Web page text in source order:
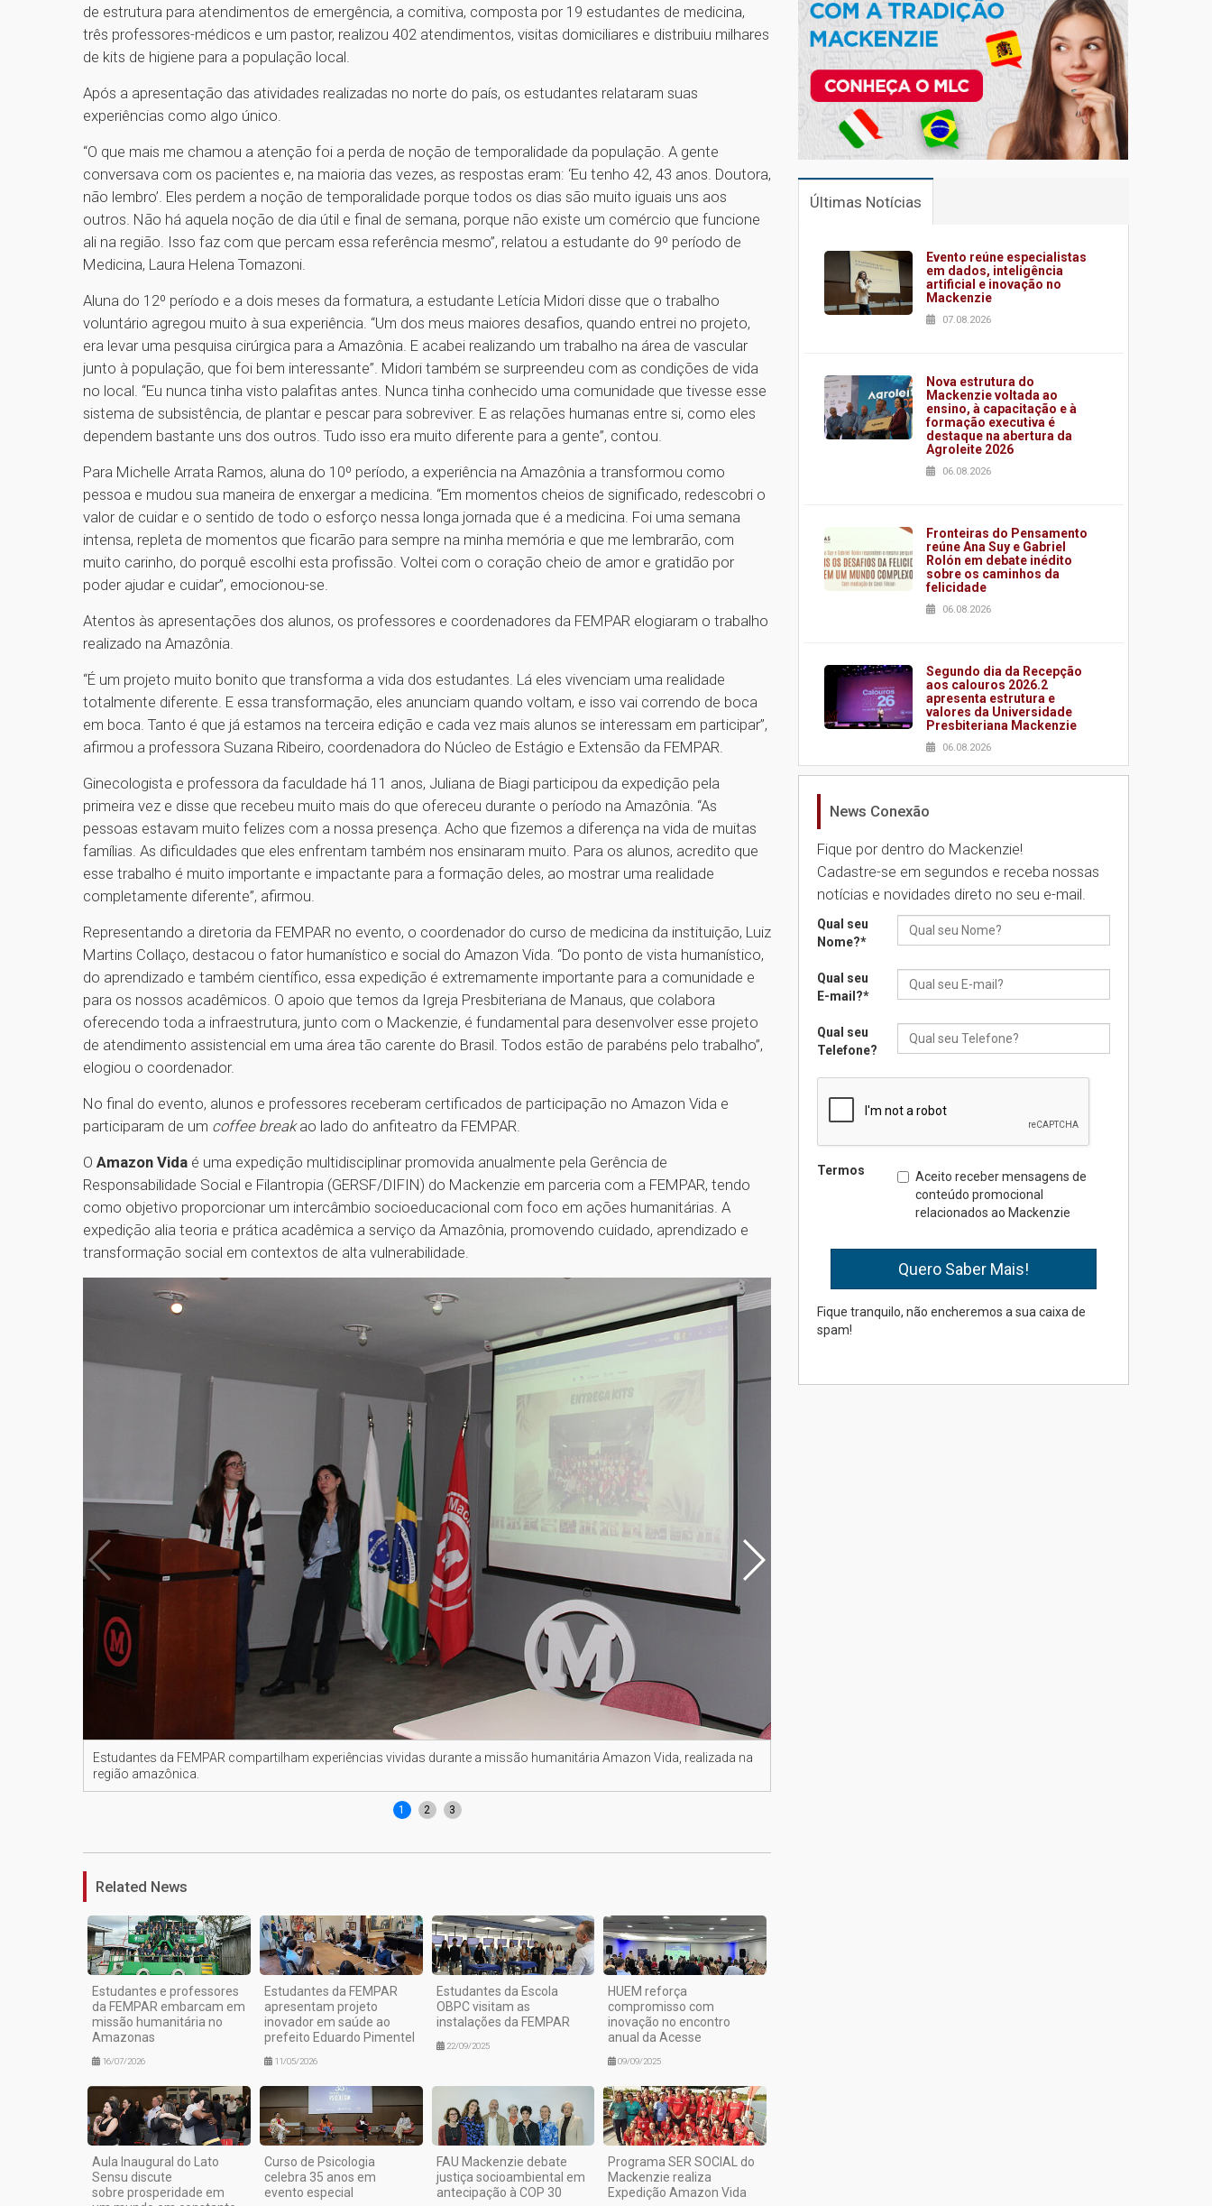
de estrutura para atendimentos de emergência, a comitiva, composta por 19 estudantes de medicina,
três professores-médicos e um pastor, realizou 402 atendimentos, visitas domiciliares e distribuiu milhares
de kits de higiene para a população local.
Após a apresentação das atividades realizadas no norte do país, os estudantes relataram suas
experiências como algo único.
“O que mais me chamou a atenção foi a perda de noção de temporalidade da população. A gente
conversava com os pacientes e, na maioria das vezes, as respostas eram: ‘Eu tenho 42, 43 anos. Doutora,
não lembro’. Eles perdem a noção de temporalidade porque todos os dias são muito iguais uns aos
outros. Não há aquela noção de dia útil e final de semana, porque não existe um comércio que funcione
ali na região. Isso faz com que percam essa referência mesmo”, relatou a estudante do 9º período de
Medicina, Laura Helena Tomazoni.
Aluna do 12º período e a dois meses da formatura, a estudante Letícia Midori disse que o trabalho
voluntário agregou muito à sua experiência. “Um dos meus maiores desafios, quando entrei no projeto,
era levar uma pesquisa cirúrgica para a Amazônia. E acabei realizando um trabalho na área de vascular
junto à população, que foi bem interessante”. Midori também se surpreendeu com as condições de vida
no local. “Eu nunca tinha visto palafitas antes. Nunca tinha conhecido uma comunidade que tivesse esse
sistema de subsistência, de plantar e pescar para sobreviver. E as relações humanas entre si, como eles
dependem bastante uns dos outros. Tudo isso era muito diferente para a gente”, contou.
Para Michelle Arrata Ramos, aluna do 10º período, a experiência na Amazônia a transformou como
pessoa e mudou sua maneira de enxergar a medicina. “Em momentos cheios de significado, redescobri o
valor de cuidar e o sentido de todo o esforço nessa longa jornada que é a medicina. Foi uma semana
intensa, repleta de momentos que ficarão para sempre na minha memória e que me lembrarão, com
muito carinho, do porquê escolhi esta profissão. Voltei com o coração cheio de amor e gratidão por
poder ajudar e cuidar”, emocionou-se.
Atentos às apresentações dos alunos, os professores e coordenadores da FEMPAR elogiaram o trabalho
realizado na Amazônia.
“É um projeto muito bonito que transforma a vida dos estudantes. Lá eles vivenciam uma realidade
totalmente diferente. E essa transformação, eles anunciam quando voltam, e isso vai correndo de boca
em boca. Tanto é que já estamos na terceira edição e cada vez mais alunos se interessam em participar”,
afirmou a professora Suzana Ribeiro, coordenadora do Núcleo de Estágio e Extensão da FEMPAR.
Ginecologista e professora da faculdade há 11 anos, Juliana de Biagi participou da expedição pela
primeira vez e disse que recebeu muito mais do que ofereceu durante o período na Amazônia. “As
pessoas estavam muito felizes com a nossa presença. Acho que fizemos a diferença na vida de muitas
famílias. As dificuldades que eles enfrentam também nos ensinaram muito. Para os alunos, acredito que
esse trabalho é muito importante e impactante para a formação deles, ao mostrar uma realidade
completamente diferente”, afirmou.
Representando a diretoria da FEMPAR no evento, o coordenador do curso de medicina da instituição, Luiz
Martins Collaço, destacou o fator humanístico e social do Amazon Vida. “Do ponto de vista humanístico,
do aprendizado e também científico, essa expedição é extremamente importante para a comunidade e
para os nossos acadêmicos. O apoio que temos da Igreja Presbiteriana de Manaus, que colabora
oferecendo toda a infraestrutura, junto com o Mackenzie, é fundamental para desenvolver esse projeto
de atendimento assistencial em uma área tão carente do Brasil. Todos estão de parabéns pelo trabalho”,
elogiou o coordenador.
No final do evento, alunos e professores receberam certificados de participação no Amazon Vida e
participaram de um coffee breakao lado do anfiteatro da FEMPAR.
O Amazon Vida é uma expedição multidisciplinar promovida anualmente pela Gerência de
Responsabilidade Social e Filantropia (GERSF/DIFIN) do Mackenzie em parceria com a FEMPAR, tendo
como objetivo proporcionar um intercâmbio socioeducacional com foco em ações humanitárias. A
expedição alia teoria e prática acadêmica a serviço da Amazônia, promovendo cuidado, aprendizado e
transformação social em contextos de alta vulnerabilidade.
Estudantes da FEMPAR compartilham experiências vividas durante a missão humanitária Amazon Vida, realizada na
região amazônica.
1 2 3
Related News
Estudantes e professores
da FEMPAR embarcam em
missão humanitária no
Amazonas
16/07/2026
Estudantes da FEMPAR
apresentam projeto
inovador em saúde ao
prefeito Eduardo Pimentel
11/05/2026
Estudantes da Escola
OBPC visitam as
instalações da FEMPAR
22/09/2025
HUEM reforça
compromisso com
inovação no encontro
anual da Acesse
09/09/2025
Aula Inaugural do Lato
Sensu discute
sobre prosperidade em
Curso de Psicologia
celebra 35 anos em
evento especial
FAU Mackenzie debate
justiça socioambiental em
antecipação à COP 30
Programa SER SOCIAL do
Mackenzie realiza
Expedição Amazon Vida
Últimas Notícias
Evento reúne especialistas
em dados, inteligência
artificial e inovação no
Mackenzie
07.08.2026
Nova estrutura do
Mackenzie voltada ao
ensino, à capacitação e à
formação executiva é
destaque na abertura da
Agroleite 2026
06.08.2026
Fronteiras do Pensamento
reúne Ana Suy e Gabriel
Rolón em debate inédito
sobre os caminhos da
felicidade
06.08.2026
Segundo dia da Recepção
aos calouros 2026.2
apresenta estrutura e
valores da Universidade
Presbiteriana Mackenzie
06.08.2026
Nova apresentação do
brasileira
05.08.2026
Universidade Mackenzie
realizará nova edição da
05.08.2026
Seminário discute desafios
das novas tecnologias em
04.08.2026
Mackenzie recepciona os
calouros do segundo
semestre de 2026
04.08.2026
Brasília prepara seus
estudantes para o PAS antes
mesmo do Ensino Médio
News Conexão
Fique por dentro do Mackenzie!
Cadastre-se em segundos e receba nossas
notícias e novidades direto no seu e-mail.
Qual seu
Nome?*
Qual seu
E-mail?*
Qual seu
Telefone?
Termos
Aceito receber mensagens de
conteúdo promocional
relacionados ao Mackenzie
Fique tranquilo, não encheremos a sua caixa de
spam!